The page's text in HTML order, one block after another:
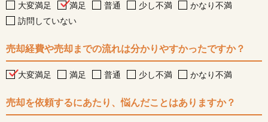
大変満足 満足 普通 少し不満
かなり不満
訪問していない
売却経費や売却までの流れは分かりやすかったですか？
大変満足 満足 普通 少し不満 かなり不満
売却を依頼するにあたり、悩んだことはありますか？